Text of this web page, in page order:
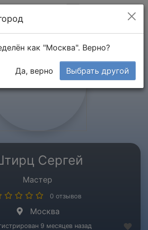
Сергей
Мастер
0 отзывов
Москва
9 месяцев назад
как "Москва". Верно?
Да, верно Выбрать другой